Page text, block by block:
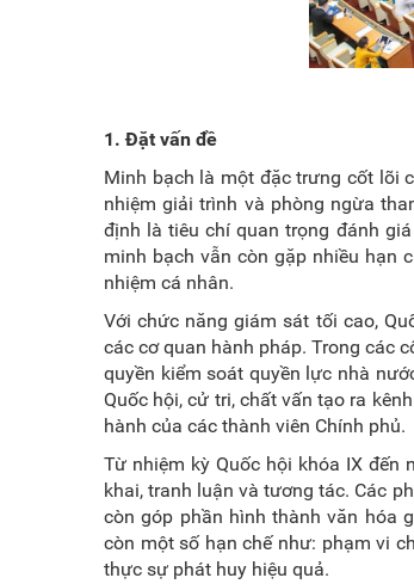
1. Đặt vấn đề
Minh bạch là một đặc trưng cốt lõi
nhiệm giải trình và phòng ngừa
định là tiêu chí quan trọng đánh
minh bạch vẫn còn gặp nhiều hạn
nhiệm cá nhân.
Với chức năng giám sát tối cao,
các cơ quan hành pháp. Trong các
quyền kiểm soát quyền lực nhà
Quốc hội, cử tri, chất vấn tạo ra
hành của các thành viên Chính phủ.
Từ nhiệm kỳ Quốc hội khóa IX
khai, tranh luận và tương tác. Các
còn góp phần hình thành văn hóa
còn một số hạn chế như: phạm vi
thực sự phát huy hiệu quả.